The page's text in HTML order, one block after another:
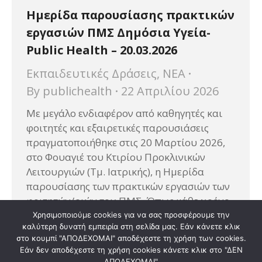
Ημερίδα παρουσίασης πρακτικών
εργασιών ΠΜΣ Δημόσια Υγεία-
Public Health – 20.03.2026
Εκπαιδευτικές Δράσεις, ΝΕΑ
By publichealth 22 Απριλίου 2026
Με μεγάλο ενδιαφέρον από καθηγητές και
φοιτητές και εξαιρετικές παρουσιάσεις
πραγματοποιήθηκε στις 20 Μαρτίου 2026,
στο Φουαγιέ του Κτιρίου Προκλινικών
Λειτουργιών (Τμ. Ιατρικής), η Ημερίδα
παρουσίασης των πρακτικών εργασιών των
φοιτητών/ριών του ΠΜΣ. Όπως κάθε χρόνο,
η παρουσίαση έγινε σε μορφή posters,
αναδεικνύοντας την εμπειρία, τα ευρήματα
και τις παρεμβάσεις των φοιτητών σε δομές
Χρησιμοποιούμε cookies για να σας προσφέρουμε την
καλύτερη δυνατή εμπειρία στη σελίδα μας. Εάν κάνετε κλικ
στο κουμπί "ΑΠΟΔΕΧΟΜΑΙ" αποδέχεστε τη χρήση των cookies.
Εάν δεν αποδέχεστε τη χρήση cookies κάνετε κλικ στο "ΔΕΝ